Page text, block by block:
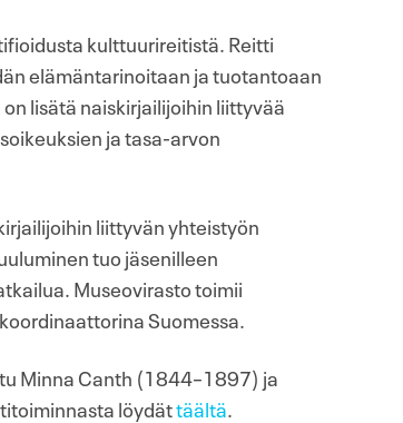
kulttuurireitistä. Reitti
elämäntarinoitaan ja tuotantoaan
lisätä naiskirjailijoihin liittyvää
ja tasa-arvon
liittyvän yhteistyön
tuo jäsenilleen
Museovirasto toimii
Suomessa.
Minna Canth (1844–1897) ja
löydättäältä